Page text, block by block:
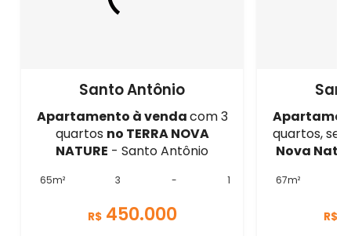
Santo Antônio
Apartamento à vendacom 3
quartos no TERRA NOVA
NATURE - Santo Antônio
65m² 3 - 1
R$ 450.000
quartos,
Nova
67m²
R$